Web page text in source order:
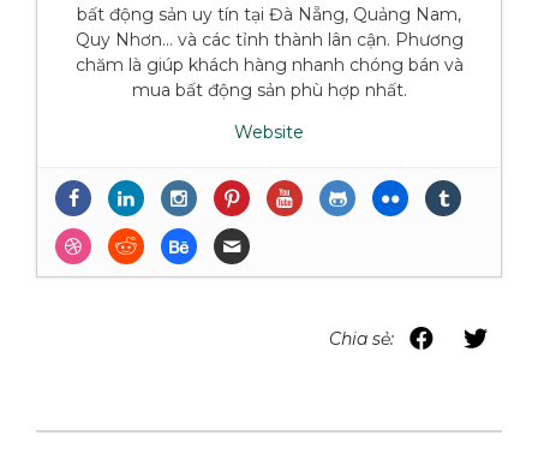
bất động sản uy tín tại Đà Nẵng, Quảng Nam,
Quy Nhơn... và các tỉnh thành lân cận. Phương
chăm là giúp khách hàng nhanh chóng bán và
mua bất động sản phù hợp nhất.
Website
NHỮNG ĐIỀU CẦN BIẾT VỀ BẤT ĐỘNG
SẢN DÒNG TIỀN TẠI ĐÀ NẴNG
Năm, 2024
Top Biệt Thự Nghỉ Dưỡng Có Dòng Tiền
Top Những Tòa Căn Hộ Có Dòng Tiền Tốt
Những Lô Đất Nền Có Khả Năng Sinh Lợi
Chia sẻ: